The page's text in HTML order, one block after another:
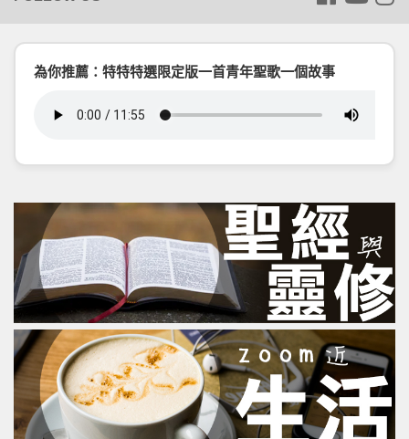
為你推薦：特特特選限定版一首青年聖歌一個故事